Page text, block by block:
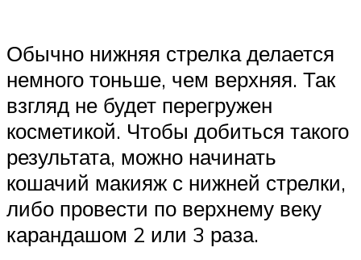
Обычно нижняя стрелка делается
немного тоньше, чем верхняя. Так
взгляд не будет перегружен
косметикой. Чтобы добиться такого
результата, можно начинать
кошачий макияж с нижней стрелки,
либо провести по верхнему веку
карандашом 2 или 3 раза.